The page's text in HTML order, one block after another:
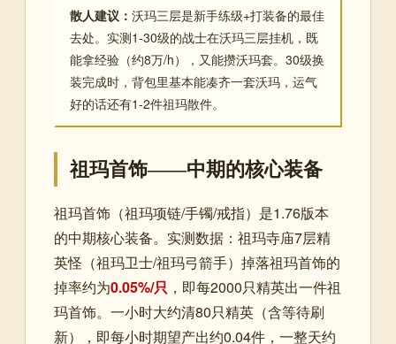
散人建议： 沃玛三层是新手练级+打装备的最佳
去处。实测1-30级的战士在沃玛三层挂机，既
能拿经验（约8万/h），又能攒沃玛套。30级换
装完成时，背包里基本能凑齐一套沃玛，运气
好的话还有1-2件祖玛散件。
祖玛首饰——中期的核心装备
祖玛首饰（祖玛项链/手镯/戒指）是1.76版本
的中期核心装备。实测数据：祖玛寺庙7层精
英怪（祖玛卫士/祖玛弓箭手）掉落祖玛首饰的
掉率约为0.05%/只 ，即每2000只精英出一件祖
玛首饰。一小时大约清80只精英（含等待刷
新），即每小时期望产出约0.04件，一整天约